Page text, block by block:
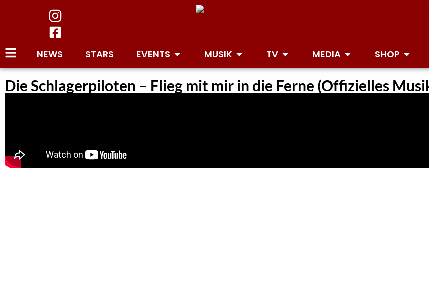
NEWS STARS EVENTS MUSIK TV MEDIA SHOP
Die Schlagerpiloten – Flieg mit mir in die Ferne (Offizielles